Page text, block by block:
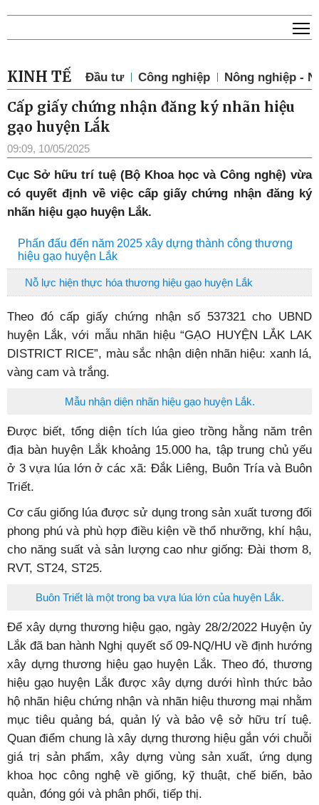
KINH TẾ Đầu tư Công nghiệp Nông nghiệp -
Cấp giấy chứng nhận đăng ký nhãn hiệu
gạo huyện Lắk
09:09, 10/05/2025
Cục Sở hữu trí tuệ (Bộ Khoa học và Công nghệ) vừa
có quyết định về việc cấp giấy chứng nhận đăng ký
nhãn hiệu gạo huyện Lắk.
Phấn đấu đến năm 2025 xây dựng thành công thương
hiệu gạo huyện Lắk
Nỗ lực hiện thực hóa thương hiệu gạo huyện Lắk
Theo đó cấp giấy chứng nhận số 537321 cho UBND
huyện Lắk, với mẫu nhãn hiệu “GẠO HUYỆN LẮK LAK
DISTRICT RICE”, màu sắc nhận diện nhãn hiệu: xanh lá,
vàng cam và trắng.
Mẫu nhận diện nhãn hiệu gạo huyện Lắk.
Được biết, tổng diện tích lúa gieo trồng hằng năm trên
địa bàn huyện Lắk khoảng 15.000 ha, tập trung chủ yếu
ở 3 vựa lúa lớn ở các xã: Đắk Liêng, Buôn Tría và Buôn
Triết.
Cơ cấu giống lúa được sử dụng trong sản xuất tương đối
phong phú và phù hợp điều kiện về thổ nhưỡng, khí hậu,
cho năng suất và sản lượng cao như giống: Đài thơm 8,
RVT, ST24, ST25.
Buôn Triết là một trong ba vựa lúa lớn của huyện Lắk.
Để xây dựng thương hiệu gạo, ngày 28/2/2022 Huyện ủy
Lắk đã ban hành Nghị quyết số 09-NQ/HU về định hướng
xây dựng thương hiệu gạo huyện Lắk. Theo đó, thương
hiệu gạo huyện Lắk được xây dựng dưới hình thức bảo
hộ nhãn hiệu chứng nhận và nhãn hiệu thương mại nhằm
mục tiêu quảng bá, quản lý và bảo vệ sở hữu trí tuệ.
Quan điểm chung là xây dựng thương hiệu gắn với chuỗi
giá trị sản phẩm, xây dựng vùng sản xuất, ứng dụng
khoa học công nghệ về giống, kỹ thuật, chế biến, bảo
quản, đóng gói và phân phối, tiếp thị.